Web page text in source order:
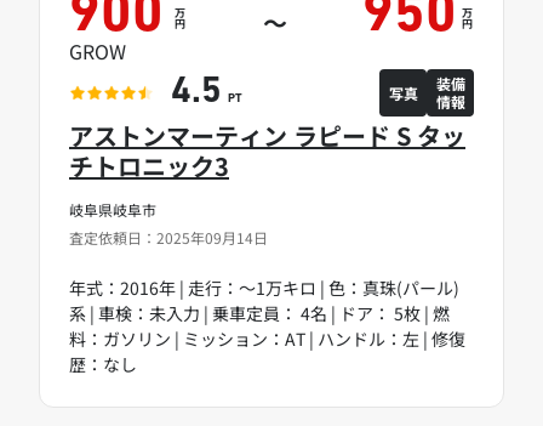
岐阜県岐阜市
査定依頼日：2025年09月14日
アストンマーティン ラピード S タッ
チトロニック3
年式：2016年 | 走行：～1万キロ | 色：真珠(パール)
系 | 車検：未入力 | 乗車定員： 4名 | ドア： 5枚 | 燃
料：ガソリン | ミッション：AT | ハンドル：左 | 修復
歴：なし
900 万
円 ～ 950 万
円
GROW
4.5 PT 写真
装備
情報